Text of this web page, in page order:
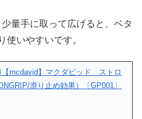
量手に取って広げると、ベタ
使いやすいです。
mcdavid】マクダビッド ストロ
滑り止め効果）〔GP001〕